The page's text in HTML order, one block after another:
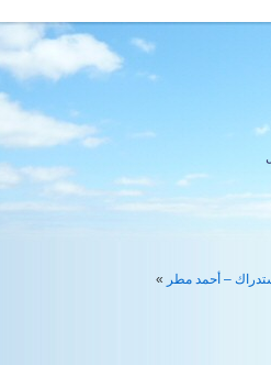
– أحمد مطر »